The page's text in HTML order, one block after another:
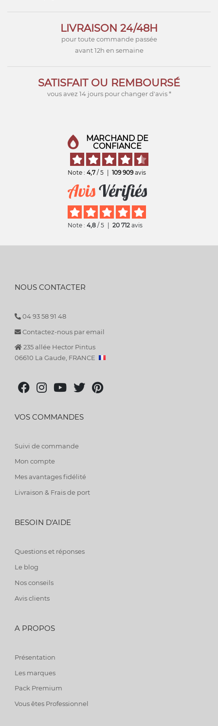
LIVRAISON 24/48H
pour toute commande passée
avant 12h en semaine
SATISFAIT OU REMBOURSÉ
vous avez 14 jours pour changer d'avis *
MARCHAND DE
CONFIANCE
Note : 4,7 / 5 109 909avis
Note : 4,8 / 5 20 712 avis
NOUS CONTACTER
04 93 58 91 48
Contactez-nous par email
235 allée Hector Pintus
06610 La Gaude, FRANCE
VOS COMMANDES
Suivi de commande
Mon compte
Mes avantages fidélité
Livraison & Frais de port
BESOIN D'AIDE
Questions et réponses
Le blog
Nos conseils
Avis clients
A PROPOS
Présentation
Les marques
Pack Premium
Vous êtes Professionnel